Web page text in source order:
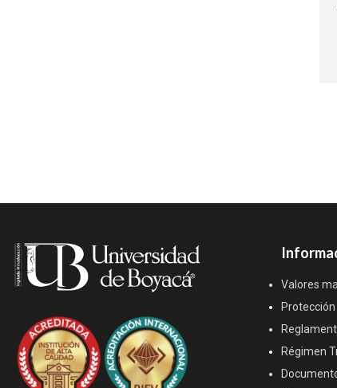
Valores
Régimen